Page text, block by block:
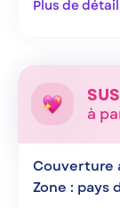
Plus de
à
Couverture
Zone : pays